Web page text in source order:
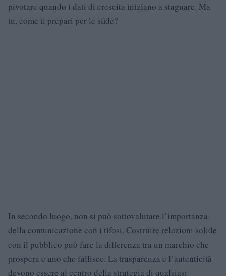
pivotare quando i dati di crescita iniziano a stagnare. Ma
tu, come ti prepari per le sfide?
In secondo luogo, non si può sottovalutare l’importanza
della comunicazione con i tifosi. Costruire relazioni solide
con il pubblico può fare la differenza tra un marchio che
prospera e uno che fallisce. La trasparenza e l’autenticità
devono essere al centro della strategia di qualsiasi